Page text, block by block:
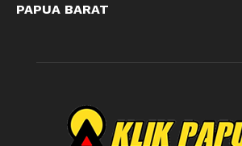
PAPUA BARAT